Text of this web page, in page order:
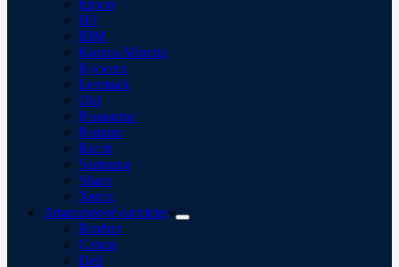
Epson
HP
IBM
Konica Minolta
Kyocera
Lexmark
Oki
Panasonic
Pantum
Ricoh
Samsung
Sharp
Xerox
Atramentové cartridge
Brother
Canon
Dell